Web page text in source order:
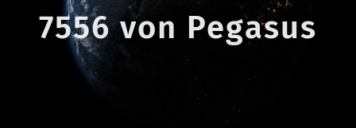
7556 von Pegasus